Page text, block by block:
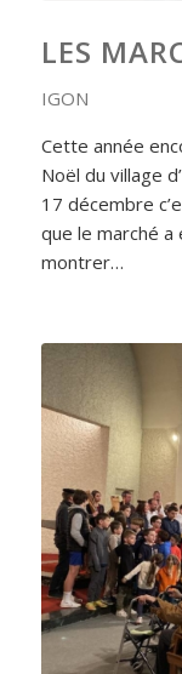
LES
IGON
Cette année
Noël du village
17 décembre
que le marché
montrer…